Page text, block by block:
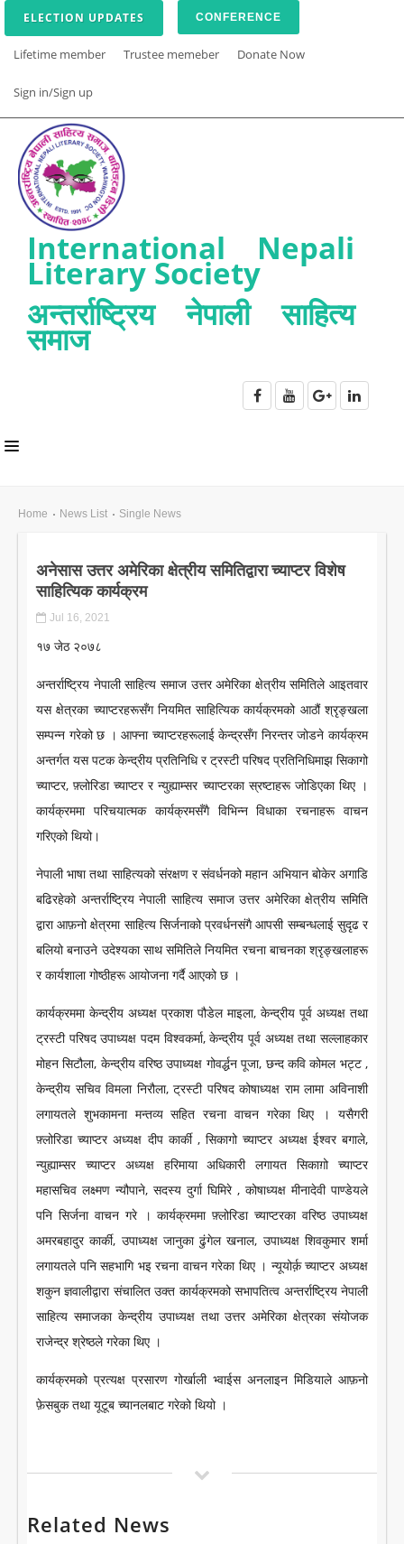
ELECTION UPDATES CONFERENCE
Lifetime member Trustee memeber Donate Now
Sign in/Sign up
International Nepali
Literary Society
अन्तर्राष्ट्रिय नेपाली साहित्य
समाज
INLS CHAPTER
MEMBERS
EVENTS
NEWS
PUBLICATIONS
AWARDS
GALLERY
LITERATURE
Home News List Single News
अनेसास उत्तर अमेरिका क्षेत्रीय समितिद्वारा च्याप्टर विशेष
साहित्यिक कार्यक्रम
Jul 16, 2021
१७ जेठ २०७८
अन्तर्राष्ट्रिय नेपाली साहित्य समाज उत्तर अमेरिका क्षेत्रीय समितिले आइतवार
यस क्षेत्रका च्याप्टरहरूसँग नियमित साहित्यिक कार्यक्रमको आठौं श्रृङ्खला
सम्पन्न गरेको छ । आफ्ना च्याप्टरहरूलाई केन्द्रसँग निरन्तर जोडने कार्यक्रम
अन्तर्गत यस पटक केन्द्रीय प्रतिनिधि र ट्रस्टी परिषद प्रतिनिधिमाझ सिकागो
च्याप्टर, फ़्लोरिडा च्याप्टर र न्युह्याम्सर च्याप्टरका स्रष्टाहरू जोडिएका थिए ।
कार्यक्रममा परिचयात्मक कार्यक्रमसँगै विभिन्न विधाका रचनाहरू वाचन
गरिएको थियो।
नेपाली भाषा तथा साहित्यको संरक्षण र संवर्धनको महान अभियान बोकेर अगाडि
बढिरहेको अन्तर्राष्ट्रिय नेपाली साहित्य समाज उत्तर अमेरिका क्षेत्रीय समिति
द्वारा आफ़नो क्षेत्रमा साहित्य सिर्जनाको प्रवर्धनसंगै आपसी सम्बन्धलाई सुदृढ र
बलियो बनाउने उदेश्यका साथ समितिले नियमित रचना बाचनका श्रृङ्खलाहरू
र कार्यशाला गोष्ठीहरू आयोजना गर्दै आएको छ ।
कार्यक्रममा केन्द्रीय अध्यक्ष प्रकाश पौडेल माइला, केन्द्रीय पूर्व अध्यक्ष तथा
ट्रस्टी परिषद उपाध्यक्ष पदम विश्वकर्मा, केन्द्रीय पूर्व अध्यक्ष तथा सल्लाहकार
मोहन सिटौला, केन्द्रीय वरिष्ठ उपाध्यक्ष गोवर्द्धन पूजा, छन्द कवि कोमल भट्ट ,
केन्द्रीय सचिव विमला निरौला, ट्रस्टी परिषद कोषाध्यक्ष राम लामा अविनाशी
लगायतले शुभकामना मन्तव्य सहित रचना वाचन गरेका थिए । यसैगरी
फ़्लोरिडा च्याप्टर अध्यक्ष दीप कार्की , सिकागो च्याप्टर अध्यक्ष ईश्वर बगाले,
न्युह्याम्सर च्याप्टर अध्यक्ष हरिमाया अधिकारी लगायत सिकाग़ो च्याप्टर
महासचिव लक्ष्मण न्यौपाने, सदस्य दुर्गा घिमिरे , कोषाध्यक्ष मीनादेवी पाण्डेयले
पनि सिर्जना वाचन गरे । कार्यक्रममा फ़्लोरिडा च्याप्टरका वरिष्ठ उपाध्यक्ष
अमरबहादुर कार्की, उपाध्यक्ष जानुका ढुंगेल खनाल, उपाध्यक्ष शिवकुमार शर्मा
लगायतले पनि सहभागि भइ रचना वाचन गरेका थिए । न्यूयोर्क़ च्याप्टर अध्यक्ष
शकुन ज्ञवालीद्वारा संचालित उक्त कार्यक्रमको सभापतित्व अन्तर्राष्ट्रिय नेपाली
साहित्य समाजका केन्द्रीय उपाध्यक्ष तथा उत्तर अमेरिका क्षेत्रका संयोजक
राजेन्द्र श्रेष्ठले गरेका थिए ।
कार्यक्रमको प्रत्यक्ष प्रसारण गोर्खाली भ्वाईस अनलाइन मिडियाले आफ़नो
फ़ेसबुक तथा यूटूब च्यानलबाट गरेको थियो ।
Related News